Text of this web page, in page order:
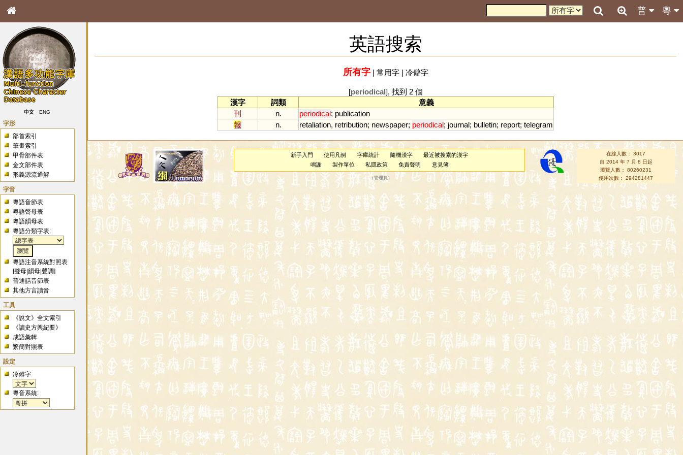
粵
普
中文 ENG
字形
部首索引
筆畫索引
甲骨部件表
金文部件表
形義源流通解
字音
粵語音節表
粵語聲母表
粵語韻母表
粵語分類字表:
粵語注音系統對照表
[聲母 |韻母 |聲調]
普通話音節表
其他方言讀音
工具
《說文》全文索引
《讀史方輿紀要》
成語彙輯
繁簡對照表
設定
冷僻字:
粵音系統:
英語搜索
所有字| 常用字| 冷僻字
[periodical], 找到 2 個
漢字
詞類
意義
刊
n. periodical; publication
報
n. retaliation, retribution; newspaper; periodical; journal; bulletin; report; telegram
新手入門 使用凡例 字庫統計 隨機漢字
最近被搜索的漢字
鳴謝
製作單位 私隱政策 免責聲明 意見簿
（管理員 ）
在線人數： 3017
自 2014 年 7 月 8 日起
瀏覽人數： 80260231
使用次數： 294281447